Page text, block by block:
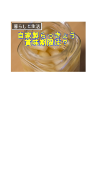
暮らしと生活